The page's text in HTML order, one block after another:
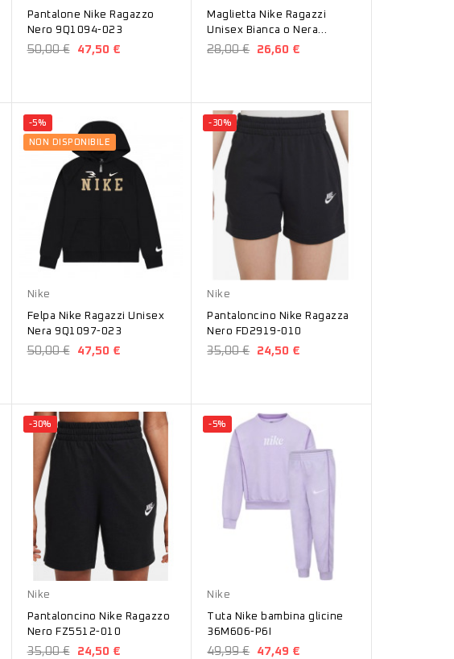
Pantalone Nike Ragazzo
Nero 9Q1094-023
50,00 € 47,50 €
Maglietta Nike Ragazzi
Unisex Bianca o Nera
9Q1092-023
28,00 € 26,60 €
Nero
-5%
NON DISPONIBILE
Nike
Felpa Nike Ragazzi Unisex
Nera 9Q1097-023
50,00 € 47,50 €
-30%
Nike
Pantaloncino Nike Ragazza
Nero FD2919-010
35,00 € 24,50 €
Nero
-30%
Nike
Pantaloncino Nike Ragazzo
Nero FZ5512-010
35,00 € 24,50 €
-5%
Nike
Tuta Nike bambina glicine
36M606-P6I
49,99 € 47,49 €